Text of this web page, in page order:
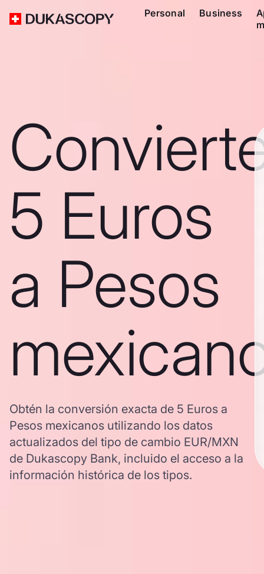
Personal Business
5 Euros
a Pesos
Obtén la conversión exacta de 5 Euros a
Pesos mexicanos utilizando los datos
actualizados del tipo de cambio EUR/MXN
de Dukascopy Bank, incluido el acceso a la
información histórica de los tipos.